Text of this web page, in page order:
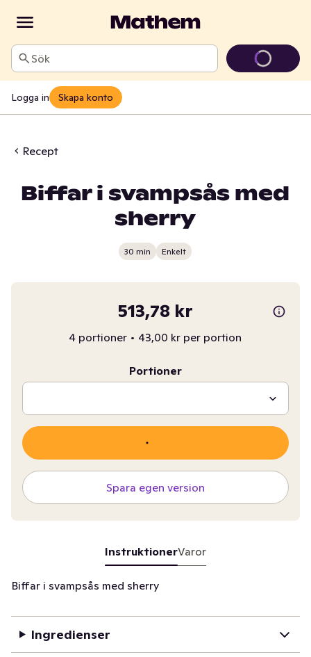
Sök
Logga in Skapa konto
Recept
Biffar i svampsås med
sherry
30 min Enkelt
513,78 kr
4 portioner • 43,00 kr per portion
Portioner
Spara egen version
InstruktionerVaror
Biffar i svampsås med sherry
Ingredienser